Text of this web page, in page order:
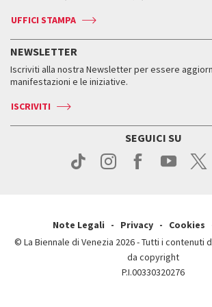
Press
Accrediti
Come raggiungerci
Accrediti
Come raggiungerci
Contatti
Press
Press
Edizioni passate
Orari e sedi
Biglietti
Servizi al pubblico
Come raggiungerci
Contatti
ASAC DATI
Storia
Orari e sedi
UFFICI STAMPA
NEWSLETTER
Iscriviti alla nostra Newsletter per essere
manifestazioni e le iniziative.
ISCRIVITI
SEGUICI SU
Note Legali Privacy Cookies
© La Biennale di Venezia 2026 - Tutti i contenuti
da copyright
P.I.00330320276